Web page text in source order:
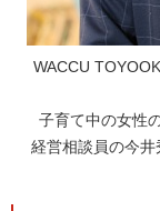
WACCU
子育て中の女性
経営相談員の今井